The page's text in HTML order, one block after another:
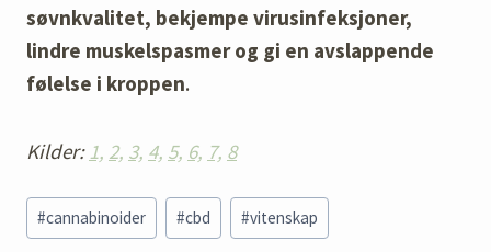
søvnkvalitet, bekjempe virusinfeksjoner,
lindre muskelspasmer og gi en avslappende
følelse i kroppen.
Kilder:1, 2, 3, 4, 5, 6, 7, 8
Post
Tags:
#cannabinoider #cbd #vitenskap